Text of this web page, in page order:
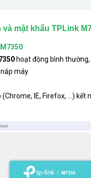
mật khẩu TPLink
hoạt động bình thường,
máy.
IE, Firefox, ...) kết